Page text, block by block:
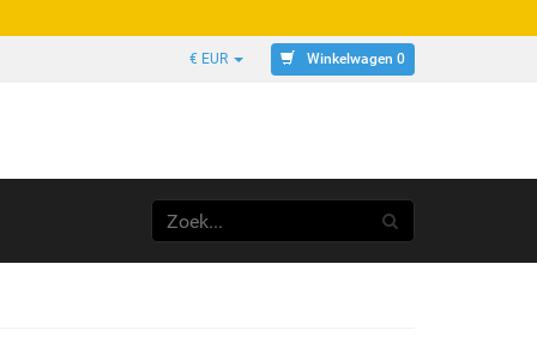
€ EUR Winkelwagen 0